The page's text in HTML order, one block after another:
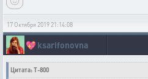
17 Октября 2019 21:14:08
💖ksarifonovna
Цитата: T-800